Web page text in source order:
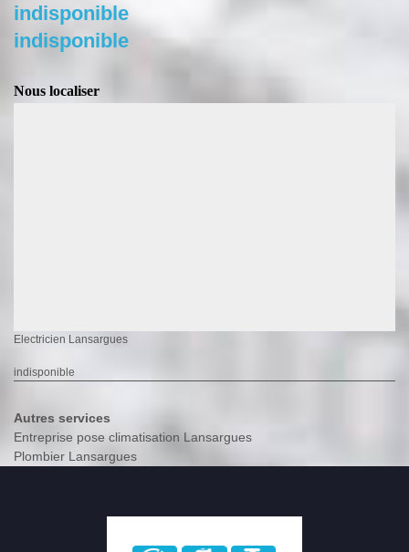
indisponible
indisponible
Nous localiser
Electricien Lansargues
indisponible
Autres services
Entreprise pose climatisation Lansargues
Plombier Lansargues